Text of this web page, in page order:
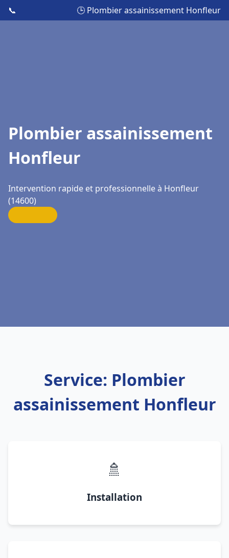
📞 🕒 Plombier assainissement Honfleur
Plombier assainissement
Honfleur
Intervention rapide et professionnelle à Honfleur
(14600)
Service: Plombier
assainissement Honfleur
🚿
Installation